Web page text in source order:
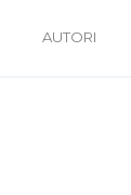
AUTORI